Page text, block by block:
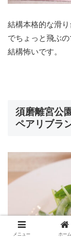
結構本格的な滑
でちょっと飛ぶ
結構怖いです。
須磨離宮公
ペアリブラ
メニュー ホーム